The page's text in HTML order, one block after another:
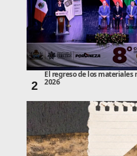
2
El regreso de los
2026